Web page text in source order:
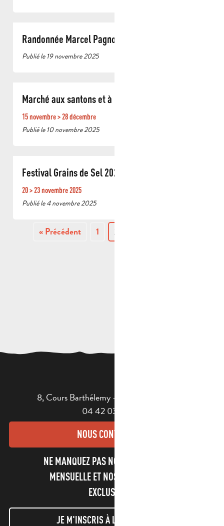
Randonnée Marcel Pagnol cinéaste en herbe
Publié le 19 novembre 2025
Marché aux santons et à la céramique 2025
15 novembre > 28 décembre
Publié le 10 novembre 2025
Festival Grains de Sel 2025
20 > 23 novembre 2025
Publié le 4 novembre 2025
« Précédent 1 2
8, Cours Barthélemy - 13400 AUBAGNE
04 42 03 49 98
NOUS CONTACTER
NE MANQUEZ PAS NOTRE NEWSLETTER
MENSUELLE ET NOS INFORMATIONS
EXCLUSIVES !
JE M'INSCRIS À LA NEWSLETTER